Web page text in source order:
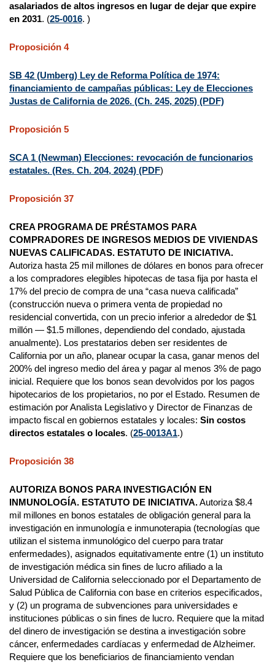
asalariados de altos ingresos en lugar de dejar que expire
en 2031. (25-0016. )
Proposición 4
SB 42 (Umberg) Ley de Reforma Política de 1974:
financiamiento de campañas públicas: Ley de Elecciones
Justas de California de 2026. (Ch. 245, 2025) (PDF)
Proposición 5
SCA 1 (Newman) Elecciones: revocación de funcionarios
estatales. (Res. Ch. 204, 2024) (PDF)
Proposición 37
CREA PROGRAMA DE PRÉSTAMOS PARA
COMPRADORES DE INGRESOS MEDIOS DE VIVIENDAS
NUEVAS CALIFICADAS. ESTATUTO DE INICIATIVA.
Autoriza hasta 25 mil millones de dólares en bonos para ofrecer
a los compradores elegibles hipotecas de tasa fija por hasta el
17% del precio de compra de una “casa nueva calificada”
(construcción nueva o primera venta de propiedad no
residencial convertida, con un precio inferior a alrededor de $1
millón — $1.5 millones, dependiendo del condado, ajustada
anualmente). Los prestatarios deben ser residentes de
California por un año, planear ocupar la casa, ganar menos del
200% del ingreso medio del área y pagar al menos 3% de pago
inicial. Requiere que los bonos sean devolvidos por los pagos
hipotecarios de los propietarios, no por el Estado. Resumen de
estimación por Analista Legislativo y Director de Finanzas de
impacto fiscal en gobiernos estatales y locales: Sin costos
directos estatales o locales. (25-0013A1.)
Proposición 38
AUTORIZA BONOS PARA INVESTIGACIÓN EN
INMUNOLOGÍA. ESTATUTO DE INICIATIVA.Autoriza $8.4
mil millones en bonos estatales de obligación general para la
investigación en inmunología e inmunoterapia (tecnologías que
utilizan el sistema inmunológico del cuerpo para tratar
enfermedades), asignados equitativamente entre (1) un instituto
de investigación médica sin fines de lucro afiliado a la
Universidad de California seleccionado por el Departamento de
Salud Pública de California con base en criterios especificados,
y (2) un programa de subvenciones para universidades e
instituciones públicas o sin fines de lucro. Requiere que la mitad
del dinero de investigación se destina a investigación sobre
cáncer, enfermedades cardíacas y enfermedad de Alzheimer.
Requiere que los beneficiarios de financiamiento vendan